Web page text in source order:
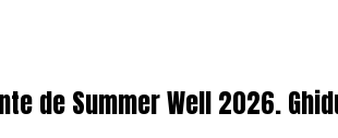
de Summer Well 2026.